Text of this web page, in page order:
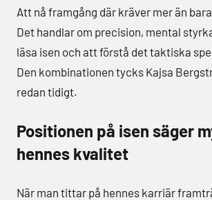
Att nå framgång där kräver mer än
Det handlar om precision, mental
läsa isen och att förstå det taktiska
Den kombinationen tycks Kajsa
redan tidigt.
Positionen på isen säger
hennes kvalitet
När man tittar på hennes karriär